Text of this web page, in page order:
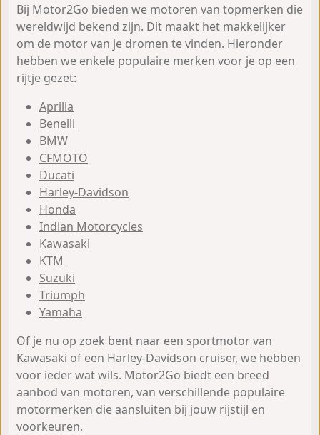
Bij Motor2Go bieden we motoren van topmerken die
wereldwijd bekend zijn. Dit maakt het makkelijker
om de motor van je dromen te vinden. Hieronder
hebben we enkele populaire merken voor je op een
rijtje gezet:
Aprilia
Benelli
BMW
CFMOTO
Ducati
Harley-Davidson
Honda
Indian Motorcycles
Kawasaki
KTM
Suzuki
Triumph
Yamaha
Of je nu op zoek bent naar een sportmotor van
Kawasaki of een Harley-Davidson cruiser, we hebben
voor ieder wat wils. Motor2Go biedt een breed
aanbod van motoren, van verschillende populaire
motormerken die aansluiten bij jouw rijstijl en
voorkeuren.